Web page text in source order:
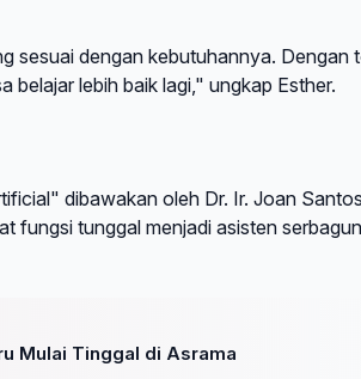
sesuai dengan kebutuhannya. Dengan
belajar lebih baik lagi," ungkap Esther.
dibawakan oleh Dr. Ir. Joan
fungsi tunggal menjadi asisten
Mulai Tinggal di Asrama